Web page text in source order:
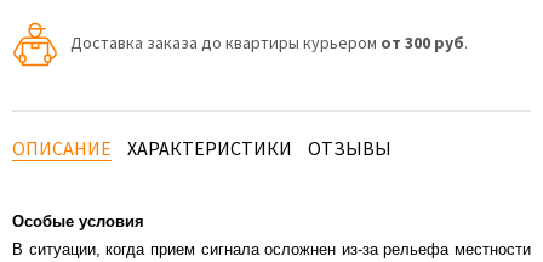
Доставка заказа до квартиры курьером от 300 руб.
ОПИСАНИЕ ХАРАКТЕРИСТИКИ ОТЗЫВЫ
Особые условия
В ситуации, когда прием сигнала осложнен из-за рельефа местности